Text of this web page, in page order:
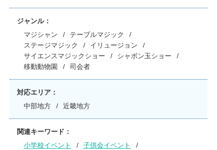
ジャンル
マジシャン
テーブルマジック
ステージマジック
イリュージョン
サイエンスマジックショー
シャボン玉ショー
移動動物園
司会者
対応エリア
中部地方
近畿地方
関連キーワード
小学校イベント
子供会イベント